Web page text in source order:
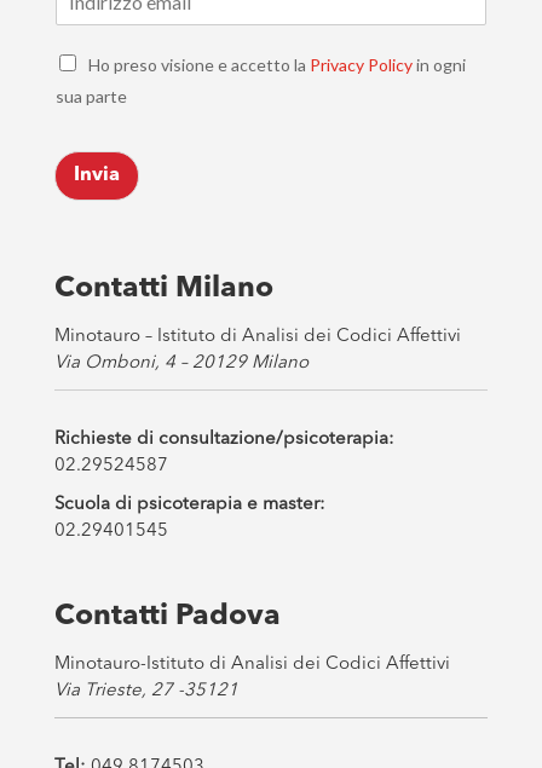
m
*
C
e
k
b
o
s
*
Ho preso visione e accetto la Privacy Policyin ogni
sua parte
Invia
Contatti Milano
Minotauro – Istituto di Analisi dei Codici Affettivi
Via Omboni, 4 – 20129 Milano
Richieste di consultazione/psicoterapia:
02.29524587
Scuola di psicoterapia e master:
02.29401545
Contatti Padova
Minotauro-Istituto di Analisi dei Codici Affettivi
Via Trieste, 27 -35121